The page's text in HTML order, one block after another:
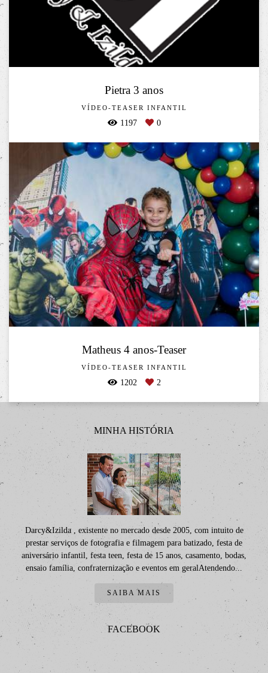
Pietra 3 anos
VÍDEO-TEASER INFANTIL
1197 0
Matheus 4 anos-Teaser
VÍDEO-TEASER INFANTIL
1202 2
MINHA HISTÓRIA
Darcy&Izilda , existente no mercado desde 2005, com intuito de
prestar serviços de fotografia e filmagem para batizado, festa de
aniversário infantil, festa teen, festa de 15 anos, casamento, bodas,
ensaio família, confraternização e eventos em geralAtendendo...
SAIBA MAIS
FACEBOOK